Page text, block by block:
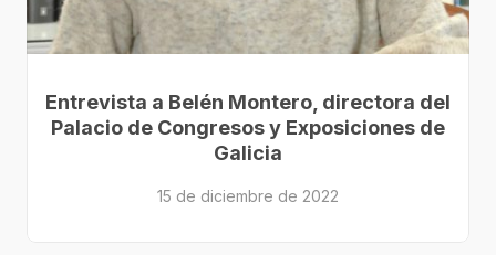
Entrevista a Belén Montero, directora del
Palacio de Congresos y Exposiciones de
Galicia
15 de diciembre de 2022